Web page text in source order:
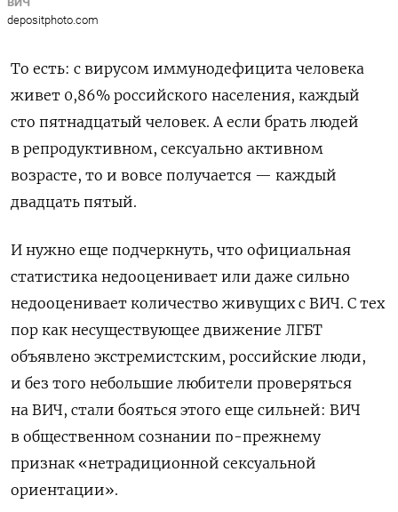
depositphoto.com
То есть: c вирусом иммунодефицита человека
живет 0,86% российского населения, каждый
сто пятнадцатый человек. А если брать людей
в репродуктивном, сексуально активном
возрасте, то и вовсе получается — каждый
двадцать пятый.
И нужно еще подчеркнуть, что официальная
статистика недооценивает или даже сильно
недооценивает количество живущих с ВИЧ. С тех
пор как несуществующее движение ЛГБТ
объявлено экстремистским, российские люди,
и без того небольшие любители проверяться
на ВИЧ, стали бояться этого еще сильней: ВИЧ
в общественном сознании по-прежнему
признак «нетрадиционной сексуальной
ориентации».